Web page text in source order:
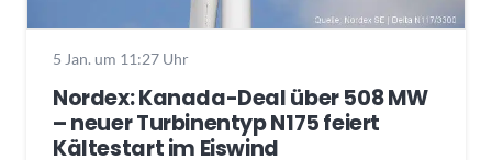
5 Jan. um 11:27 Uhr
Nordex: Kanada-Deal über 508 MW
– neuer Turbinentyp N175 feiert
Kältestart im Eiswind